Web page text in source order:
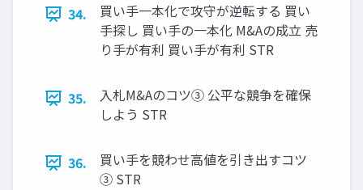
34.
買い手一本化で攻守が逆転する 買い
手探し 買い手の一本化 M&Aの成立 売
り手が有利 買い手が有利 STR
35.
入札M&Aのコツ③ 公平な競争を確保
しよう STR
36.
買い手を競わせ高値を引き出すコツ
③ STR